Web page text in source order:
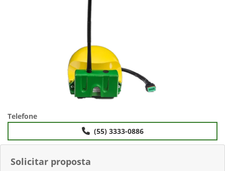
Solicitar proposta
Telefone
(55) 3333-0886